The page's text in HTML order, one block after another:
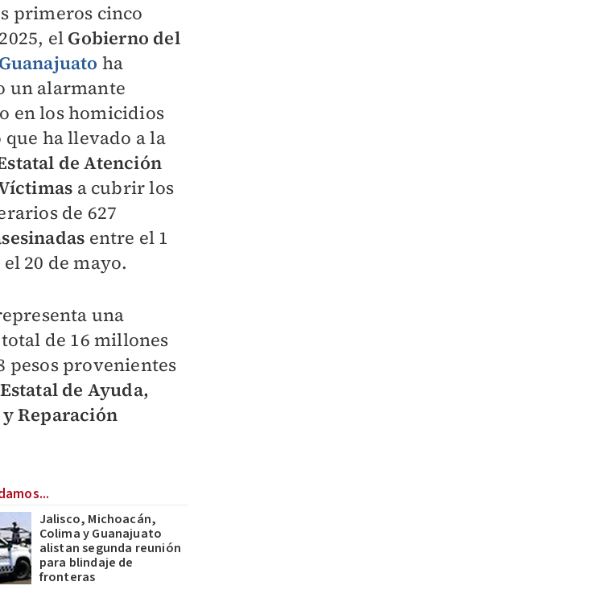
primeros cinco
el Gobierno del
Guanajuato ha
un alarmante
en los homicidios
que ha llevado a la
de Atención
a cubrir los
de 627
entre el 1
20 de mayo.
una
total de 16 millones
pesos provenientes
de Ayuda,
Reparación
Jalisco, Michoacán,
Colima y Guanajuato
alistan segunda reunión
para blindaje de
fronteras